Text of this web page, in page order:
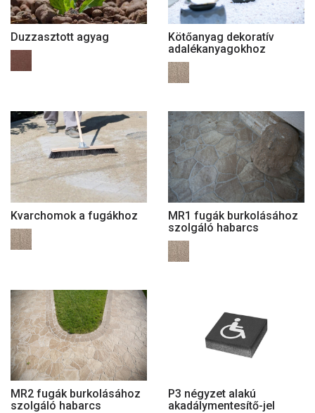
Duzzasztott agyag
Kötőanyag dekoratív
adalékanyagokhoz
Kvarchomok a fugákhoz
MR1 fugák burkolásához
szolgáló habarcs
MR2 fugák burkolásához
szolgáló habarcs
P3 négyzet alakú
akadálymentesítő-jel